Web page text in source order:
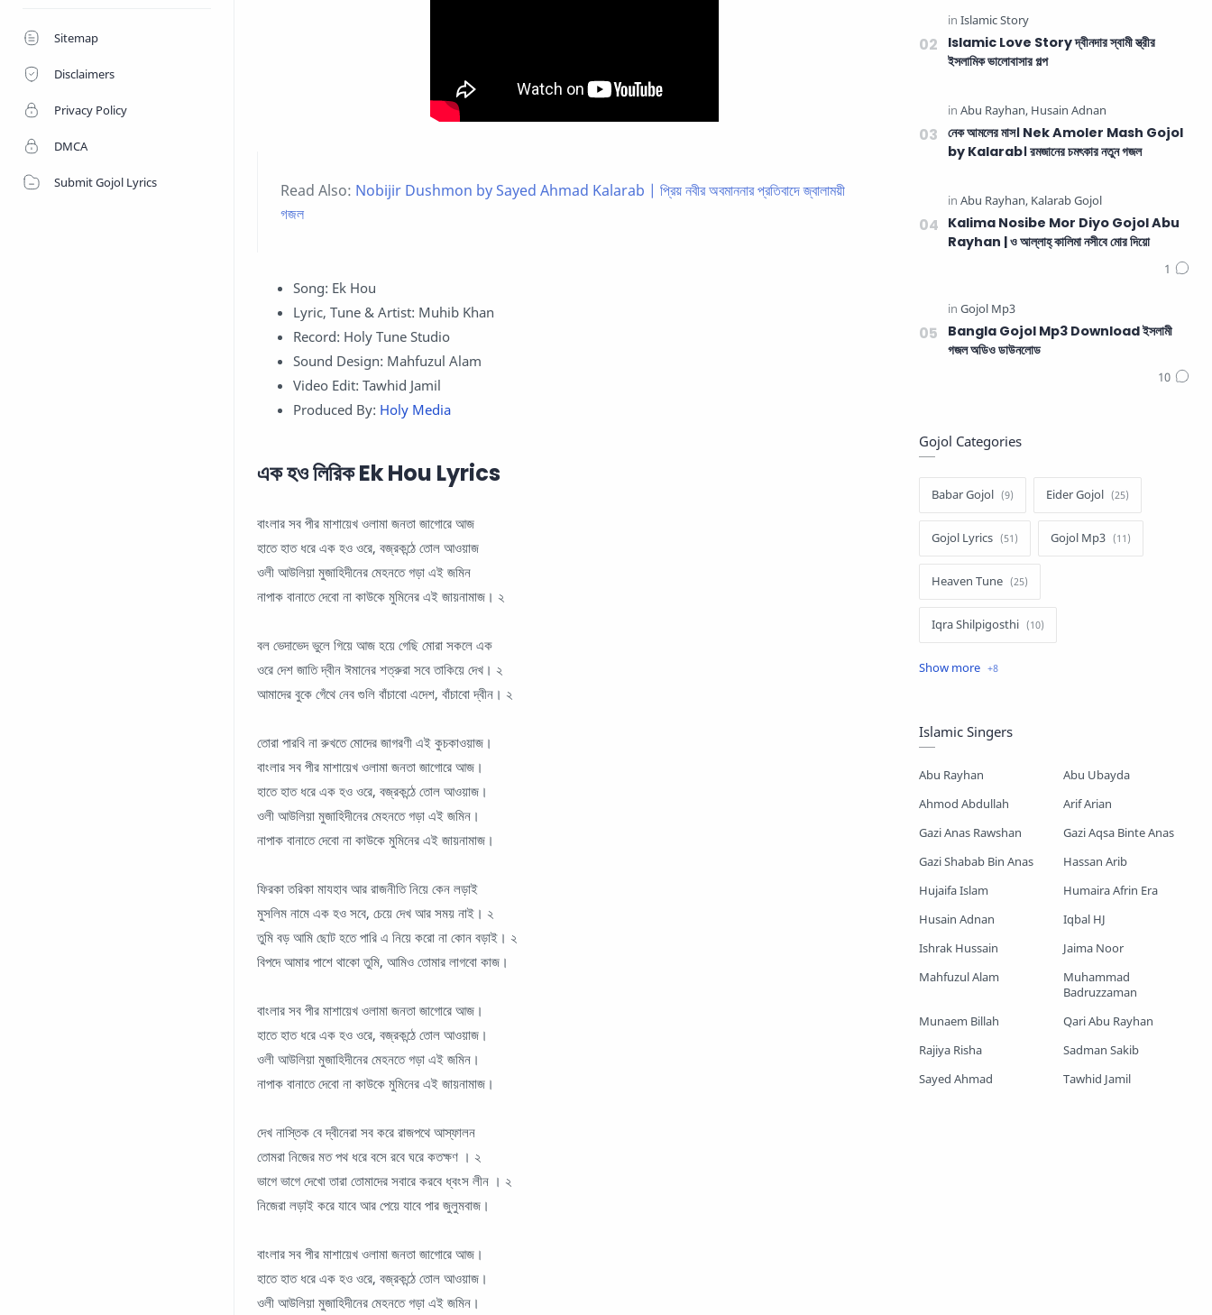
Sitemap
Disclaimers
Privacy Policy
DMCA
Submit Gojol Lyrics Read Also: Nobijir Dushmon by Sayed Ahmad Kalarab | প্রিয় নবীর অবমাননার প্রতিবাদে জ্বালাময়ী
গজল
Song: Ek Hou
Lyric, Tune & Artist: Muhib Khan
Record: Holy Tune Studio
Sound Design: Mahfuzul Alam
Video Edit: Tawhid Jamil
Produced By: Holy Media
এক হও লিরিক Ek Hou Lyrics
বাংলার সব পীর মাশায়েখ ওলামা জনতা জাগোরে আজ
হাতে হাত ধরে এক হও ওরে, বজ্রকন্ঠে তোল আওয়াজ
ওলী আউলিয়া মুজাহিদীনের মেহনতে গড়া এই জমিন
নাপাক বানাতে দেবো না কাউকে মুমিনের এই জায়নামাজ। ২
বল ভেদাভেদ ভুলে গিয়ে আজ হয়ে গেছি মোরা সকলে এক
ওরে দেশ জাতি দ্বীন ঈমানের শত্রুরা সবে তাকিয়ে দেখ। ২
আমাদের বুকে গেঁথে নেব গুলি বাঁচাবো এদেশ, বাঁচাবো দ্বীন। ২
তোরা পারবি না রুখতে মোদের জাগরণী এই কুচকাওয়াজ।
বাংলার সব পীর মাশায়েখ ওলামা জনতা জাগোরে আজ।
হাতে হাত ধরে এক হও ওরে, বজ্রকন্ঠে তোল আওয়াজ।
ওলী আউলিয়া মুজাহিদীনের মেহনতে গড়া এই জমিন।
নাপাক বানাতে দেবো না কাউকে মুমিনের এই জায়নামাজ।
ফিরকা তরিকা মাযহাব আর রাজনীতি নিয়ে কেন লড়াই
মুসলিম নামে এক হও সবে, চেয়ে দেখ আর সময় নাই। ২
তুমি বড় আমি ছোট হতে পারি এ নিয়ে করো না কোন বড়াই। ২
বিপদে আমার পাশে থাকো তুমি, আমিও তোমার লাগবো কাজ।
বাংলার সব পীর মাশায়েখ ওলামা জনতা জাগোরে আজ।
হাতে হাত ধরে এক হও ওরে, বজ্রকন্ঠে তোল আওয়াজ।
ওলী আউলিয়া মুজাহিদীনের মেহনতে গড়া এই জমিন।
নাপাক বানাতে দেবো না কাউকে মুমিনের এই জায়নামাজ।
দেখ নাস্তিক বে দ্বীনেরা সব করে রাজপথে আস্ফালন
তোমরা নিজের মত পথ ধরে বসে রবে ঘরে কতক্ষণ । ২
ভাগে ভাগে দেখো তারা তোমাদের সবারে করবে ধ্বংস লীন । ২
নিজেরা লড়াই করে যাবে আর পেয়ে যাবে পার জুলুমবাজ।
বাংলার সব পীর মাশায়েখ ওলামা জনতা জাগোরে আজ।
হাতে হাত ধরে এক হও ওরে, বজ্রকন্ঠে তোল আওয়াজ।
ওলী আউলিয়া মুজাহিদীনের মেহনতে গড়া এই জমিন।
Islamic Love Story দ্বীনদার স্বামী স্ত্রীর
ইসলামিক ভালোবাসার গল্প
নেক আমলের মাস। Nek Amoler Mash Gojol
by Kalarab। রমজানের চমৎকার নতুন গজল
Kalima Nosibe Mor Diyo Gojol Abu
Rayhan | ও আল্লাহ্‌ কালিমা নসীবে মোর দিয়ো
Bangla Gojol Mp3 Download ইসলামী
গজল অডিও ডাউনলোড
Gojol Categories
Babar Gojol Eider Gojol
Gojol Lyrics Gojol Mp3
Heaven Tune
Iqra Shilpigosthi
Islamic Story
Saimum-Shilpigosthi
Shopnoshiri
Islamic Singers
Abu Rayhan
Abu Ubayda
Ahmod Abdullah
Arif Arian
Gazi Anas Rawshan
Gazi Aqsa Binte Anas
Gazi Shabab Bin Anas
Hassan Arib
Hujaifa Islam
Humaira Afrin Era
Husain Adnan
Iqbal HJ
Ishrak Hussain
Jaima Noor
Mahfuzul Alam
Muhammad
Badruzzaman
Munaem Billah
Qari Abu Rayhan
Rajiya Risha
Sadman Sakib
Sayed Ahmad
Tawhid Jamil